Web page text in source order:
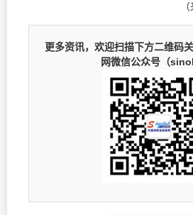
更多资讯，欢迎扫描下方二维码
网微信公众号（